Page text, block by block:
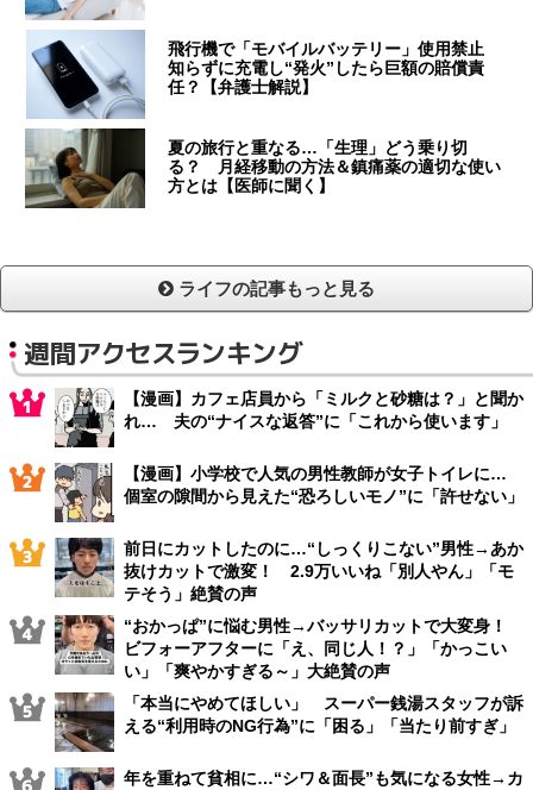
飛行機で「モバイルバッテリー」使用禁止
知らずに充電し“発火”したら巨額の賠償責
任？【弁護士解説】
夏の旅行と重なる…「生理」どう乗り切
る？ 月経移動の方法＆鎮痛薬の適切な使い
方とは【医師に聞く】
ライフの記事もっと見る
週間アクセスランキング
【漫画】カフェ店員から「ミルクと砂糖は？」と聞か
れ… 夫の“ナイスな返答”に「これから使います」
【漫画】小学校で人気の男性教師が女子トイレに…
個室の隙間から見えた“恐ろしいモノ”に「許せない」
前日にカットしたのに…“しっくりこない”男性→あか
抜けカットで激変！ 2.9万いいね「別人やん」「モ
テそう」絶賛の声
“おかっぱ”に悩む男性→バッサリカットで大変身！
ビフォーアフターに「え、同じ人！？」「かっこい
い」「爽やかすぎる～」大絶賛の声
「本当にやめてほしい」 スーパー銭湯スタッフが訴
える“利用時のNG行為”に「困る」「当たり前すぎ」
年を重ねて貧相に…“シワ＆面長”も気になる女性→カ